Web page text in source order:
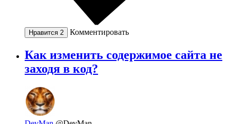
Нравится 2 Комментировать
Как изменить содержимое сайта не
заходя в код?